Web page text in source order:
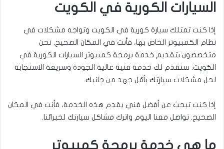
السيارات الكورية في الكويت
إذا كنت تمتلك سيارة كورية في الكويت وتواجه مشكلات في
نظام الكمبيوتر الخاص بها، فأنت في المكان الصحيح. نحن
متخصصون بتقديم خدمة برمجة كمبيوتر السيارات الكورية في
الكويت. سنقدم لك خدمة فنية عالية الجودة وسريعة الاستجابة
لحل مشكلات سيارتك بأقل جهد من جانبك.
إذا كنت تبحث عن أفضل فني يقدم هذه الخدمة، فأنت في المكان
الصحيح. تواصل معنا اليوم واترك مشاكل سيارتك لخبرائنا.
ما هي خدمة برمجة كمبيوتر